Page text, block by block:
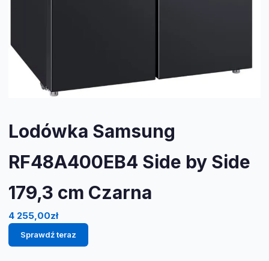
Lodówka Samsung
RF48A400EB4 Side by Side
179,3 cm Czarna
4 255,00zł
Sprawdź teraz